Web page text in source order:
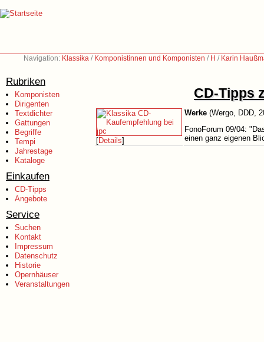
Navigation: Klassika / Komponistinnen und Komponisten / H / Karin
Rubriken
Komponisten
Dirigenten
Textdichter
Gattungen
Begriffe
Tempi
Jahrestage
Kataloge
Einkaufen
CD-Tipps
Angebote
Service
Suchen
Kontakt
Impressum
Datenschutz
Historie
Opernhäuser
Veranstaltungen
CD-Tipps
[Details]
Werke (Wergo, DDD,
FonoForum 09/04:
einen ganz eigenen